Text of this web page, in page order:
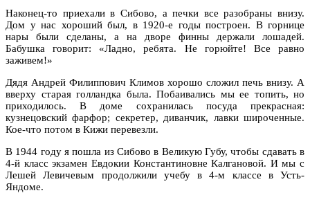
Наконец-то приехали в Сибово, а печки все разобраны внизу.
Дом у нас хороший был, в 1920-е годы построен. В горнице
нары были сделаны, а на дворе финны держали лошадей.
Бабушка говорит: «Ладно, ребята. Не горюйте! Все равно
заживем!»
Дядя Андрей Филиппович Климов хорошо сложил печь внизу. А
вверху старая голландка была. Побаивались мы ее топить, но
приходилось. В доме сохранилась посуда прекрасная:
кузнецовский фарфор; секретер, диванчик, лавки широченные.
Кое-что потом в Кижи перевезли.
В 1944 году я пошла из Сибово в Великую Губу, чтобы сдавать в
4-й класс экзамен Евдокии Константиновне Калгановой. И мы с
Лешей Левичевым продолжили учебу в 4-м классе в Усть-
Яндоме.